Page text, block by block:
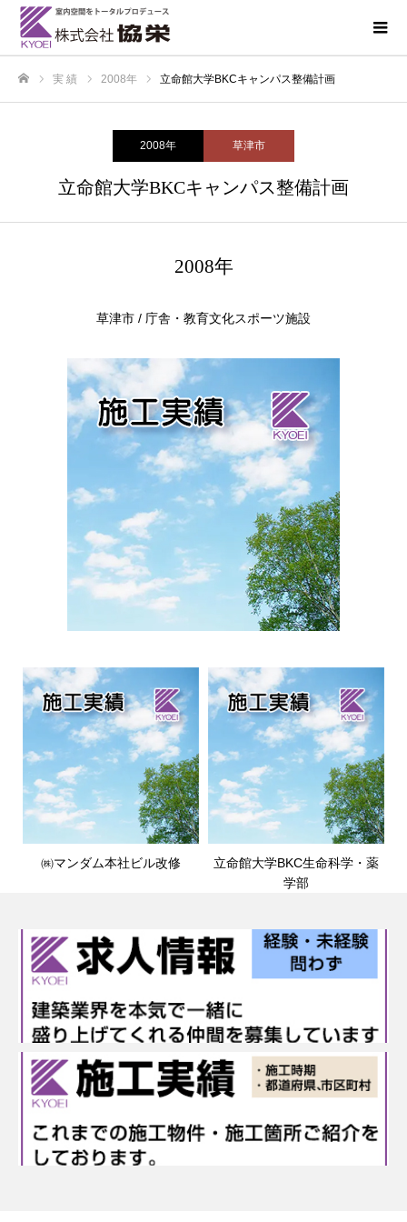
実 績 2008年 立命館大学BKCキャンパス整備計画
2008年 草津市
立命館大学BKCキャンパス整備計画
2008年
草津市 / 庁舎・教育文化スポーツ施設
㈱マンダム本社ビル改修
立命館大学BKC生命科学・薬
学部